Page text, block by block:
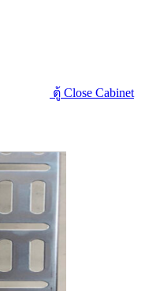
ตู้ Close Cabinet